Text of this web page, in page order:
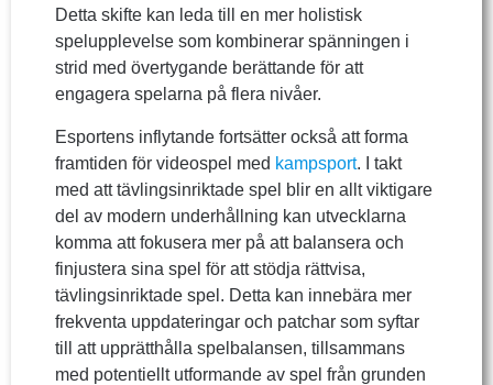
Detta skifte kan leda till en mer holistisk
spelupplevelse som kombinerar spänningen i
strid med övertygande berättande för att
engagera spelarna på flera nivåer.
Esportens inflytande fortsätter också att forma
framtiden för videospel med kampsport. I takt
med att tävlingsinriktade spel blir en allt viktigare
del av modern underhållning kan utvecklarna
komma att fokusera mer på att balansera och
finjustera sina spel för att stödja rättvisa,
tävlingsinriktade spel. Detta kan innebära mer
frekventa uppdateringar och patchar som syftar
till att upprätthålla spelbalansen, tillsammans
med potentiellt utformande av spel från grunden